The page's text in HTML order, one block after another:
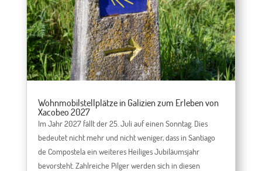
Wohnmobilstellplätze in Galizien zum Erleben von
Xacobeo 2027
Im Jahr 2027 fällt der 25. Juli auf einen Sonntag. Dies
bedeutet nicht mehr und nicht weniger, dass in Santiago
de Compostela ein weiteres Heiliges Jubiläumsjahr
bevorsteht. Zahlreiche Pilger werden sich in diesen